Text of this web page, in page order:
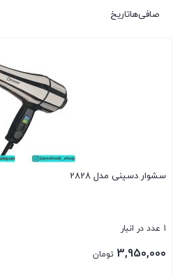
صافی‌هاتاریخ
سشوار دسینی مدل 2828
1 عدد در انبار
3,950,000 تومان